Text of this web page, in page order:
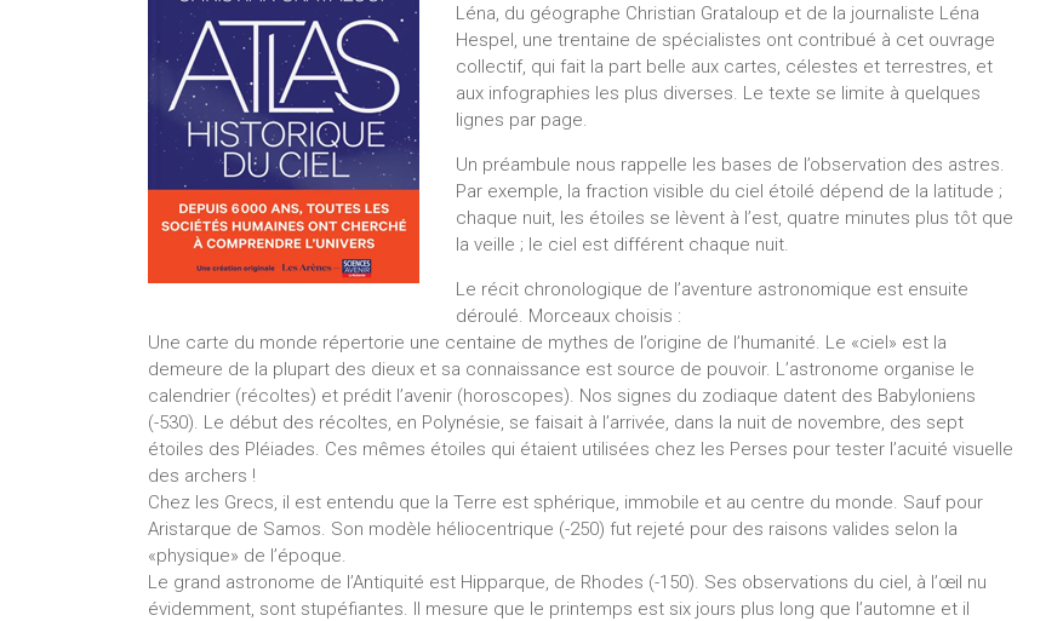
Léna, du géographe Christian Grataloup et de la journaliste Léna
Hespel, une trentaine de spécialistes ont contribué à cet ouvrage
collectif, qui fait la part belle aux cartes, célestes et terrestres, et
aux infographies les plus diverses. Le texte se limite à quelques
lignes par page.
Un préambule nous rappelle les bases de l’observation des astres.
Par exemple, la fraction visible du ciel étoilé dépend de la latitude ;
chaque nuit, les étoiles se lèvent à l’est, quatre minutes plus tôt que
la veille ; le ciel est différent chaque nuit.
Le récit chronologique de l’aventure astronomique est ensuite
déroulé. Morceaux choisis :
Une carte du monde répertorie une centaine de mythes de l’origine de l’humanité. Le «ciel» est la
demeure de la plupart des dieux et sa connaissance est source de pouvoir. L’astronome organise le
calendrier (récoltes) et prédit l’avenir (horoscopes). Nos signes du zodiaque datent des Babyloniens
(-530). Le début des récoltes, en Polynésie, se faisait à l’arrivée, dans la nuit de novembre, des sept
étoiles des Pléiades. Ces mêmes étoiles qui étaient utilisées chez les Perses pour tester l’acuité visuelle
des archers !
Chez les Grecs, il est entendu que la Terre est sphérique, immobile et au centre du monde. Sauf pour
Aristarque de Samos. Son modèle héliocentrique (-250) fut rejeté pour des raisons valides selon la
«physique» de l’époque.
Le grand astronome de l’Antiquité est Hipparque, de Rhodes (-150). Ses observations du ciel, à l’œil nu
évidemment, sont stupéfiantes. Il mesure que le printemps est six jours plus long que l’automne et il